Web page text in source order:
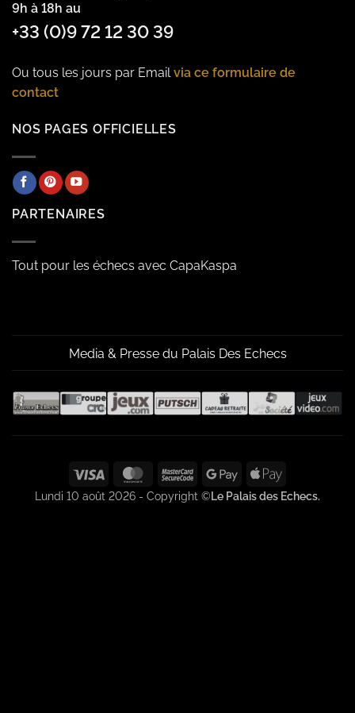
9h à 18h au
+33 (0)9 72 12 30 39
Ou tous les jours par Emailvia ce formulaire de
contact
NOS PAGES OFFICIELLES
PARTENAIRES
Tout pour les échecs avec CapaKaspa
Media & Presse du Palais Des Echecs
Visa MasterCardMasterCard
2
Google
Pay
Apple
Pay
Lundi 10 août 2026 - Copyright ©Le Palais des Echecs.